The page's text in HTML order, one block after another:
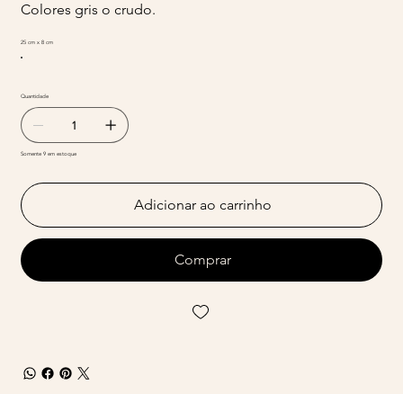
Colores gris o crudo.
25 cm x 8 cm
Quantidade
Somente 9 em estoque
Adicionar ao carrinho
Comprar